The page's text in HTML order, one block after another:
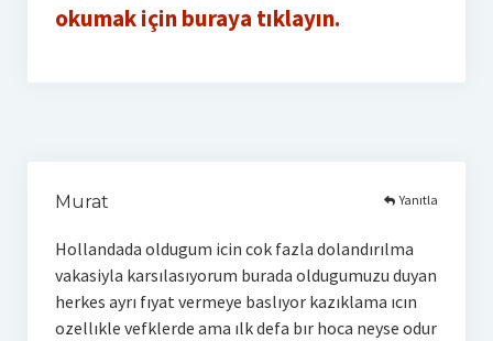
okumak için buraya tıklayın.
Murat
Hollandada oldugum icin cok fazla dolandırılma
vakasiyla karsılasıyorum burada oldugumuzu duyan
herkes ayrı fıyat vermeye baslıyor kazıklama ıcın
ozellıkle vefklerde ama ılk defa bır hoca neyse odur
Yanıtla